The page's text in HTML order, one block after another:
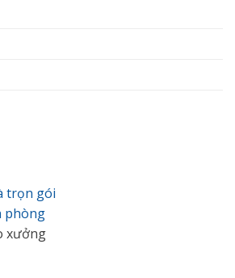
trọn gói
phòng
xưởng